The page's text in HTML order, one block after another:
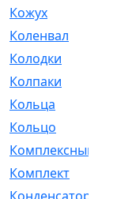
Кожух
Коленвал
Колодки
Колпаки
Кольца
Кольцо
Комплексный
Комплект